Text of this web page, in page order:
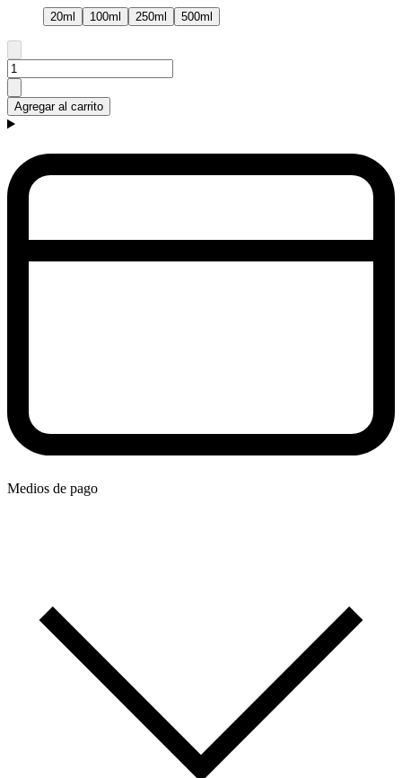
20ml 100ml 250ml 500ml
Agregar al carrito
Medios de pago